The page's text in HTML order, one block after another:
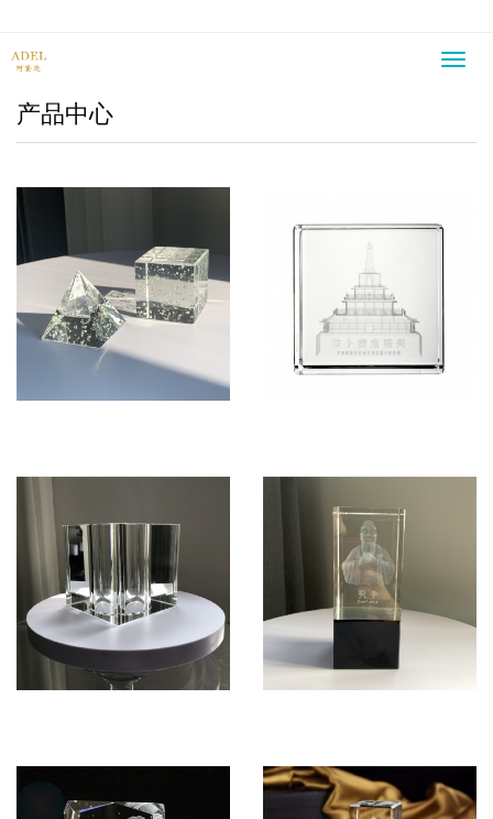
产品中心